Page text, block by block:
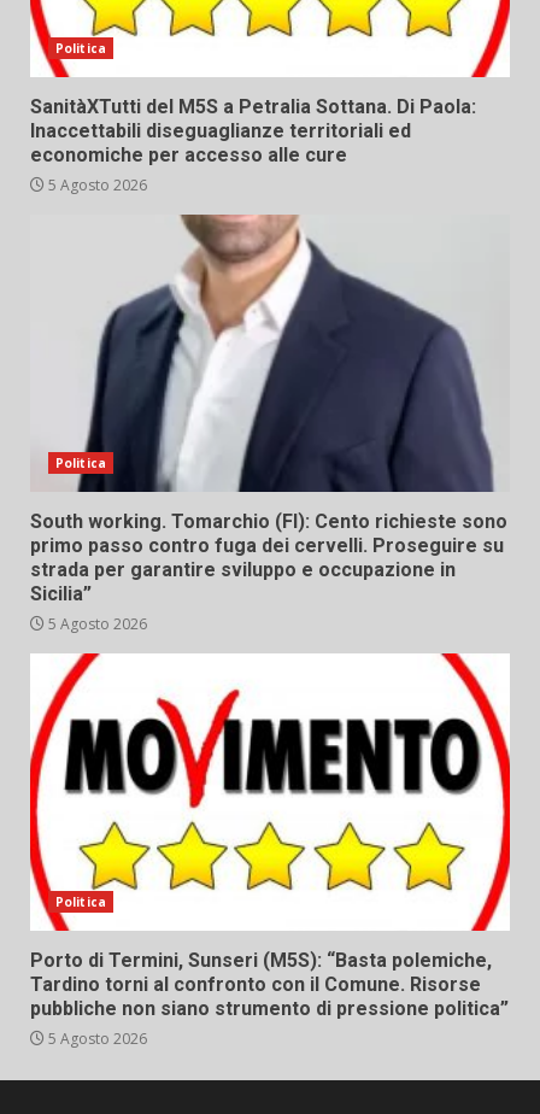
Politica
SanitàXTutti del M5S a Petralia Sottana. Di Paola:
Inaccettabili diseguaglianze territoriali ed
economiche per accesso alle cure
5 Agosto 2026
Politica
South working. Tomarchio (FI): Cento richieste sono
primo passo contro fuga dei cervelli. Proseguire su
strada per garantire sviluppo e occupazione in
Sicilia”
5 Agosto 2026
Politica
Porto di Termini, Sunseri (M5S): “Basta polemiche,
Tardino torni al confronto con il Comune. Risorse
pubbliche non siano strumento di pressione politica”
5 Agosto 2026